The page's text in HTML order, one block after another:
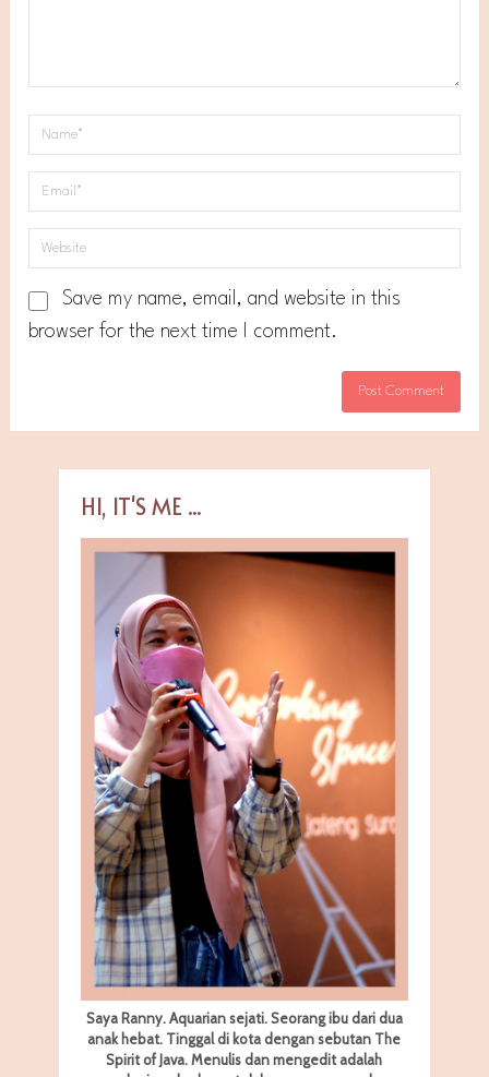
Save my name, email, and website in this
browser for the next time I comment.
HI, IT'S ME ...
Saya Ranny. Aquarian sejati. Seorang ibu dari dua
anak hebat. Tinggal di kota dengan sebutan The
Spirit of Java. Menulis dan mengedit adalah